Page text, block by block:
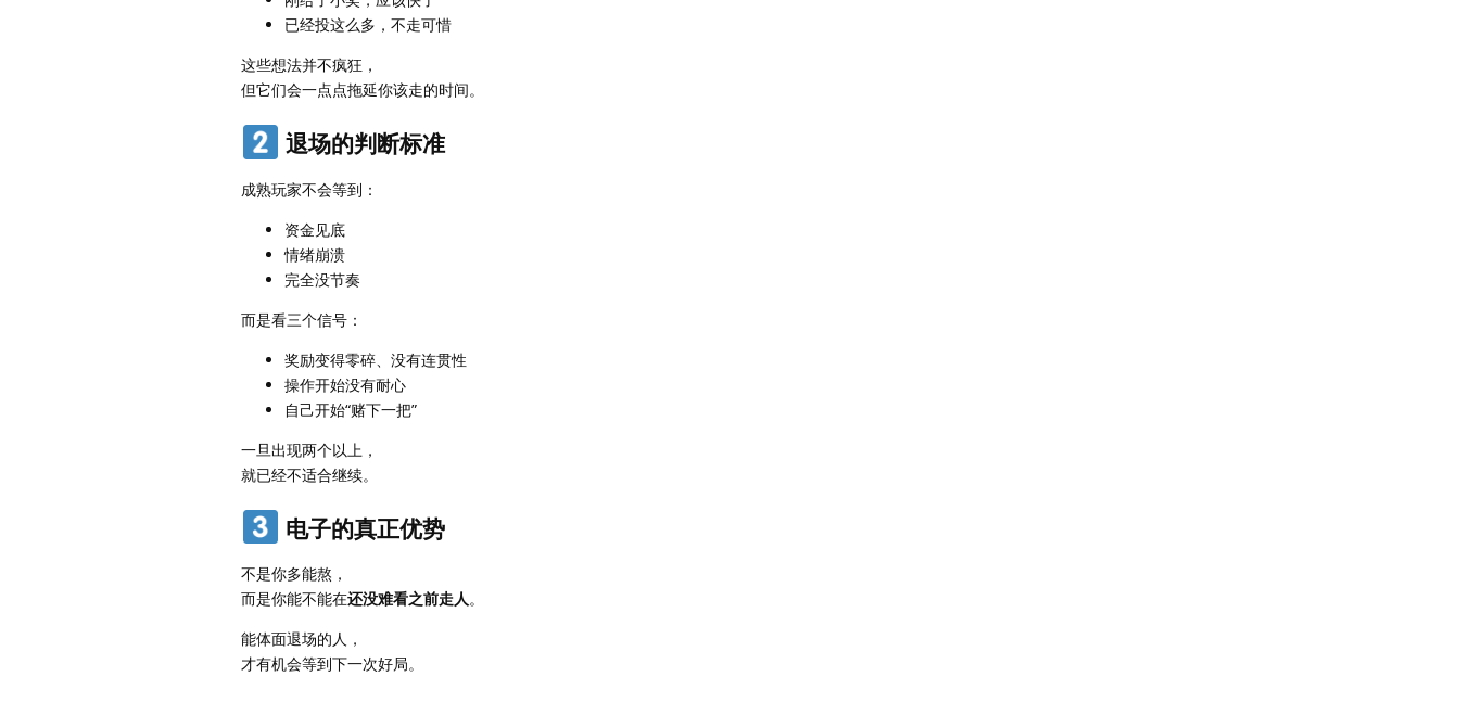
已经投这么多，不走可惜
这些想法并不疯狂，
但它们会一点点拖延你该走的时间。
退场的判断标准
成熟玩家不会等到：
资金见底
情绪崩溃
完全没节奏
而是看三个信号：
奖励变得零碎、没有连贯性
操作开始没有耐心
自己开始“赌下一把”
一旦出现两个以上，
就已经不适合继续。
电子的真正优势
不是你多能熬，
而是你能不能在还没难看之前走人。
能体面退场的人，
才有机会等到下一次好局。